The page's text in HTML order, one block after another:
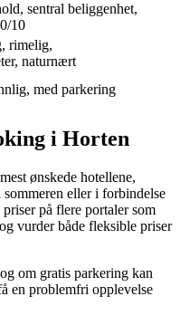
sentral beliggenhet,
10
rimelig,
naturnært
med parkering
i Horten
ønskede hotellene,
eller i forbindelse
på flere portaler som
vurder både fleksible priser
om gratis parkering kan
en problemfri opplevelse